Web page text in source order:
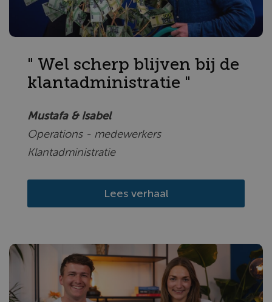
" Wel scherp blijven bij de
klantadministratie "
Mustafa & Isabel
Operations - medewerkers
Klantadministratie
Lees verhaal